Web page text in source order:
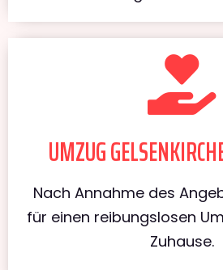
UMZUG
Nach Annahme des
für einen reibungslosen
Zuhause.